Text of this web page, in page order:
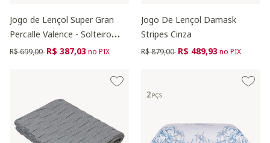
Jogo de Lençol Super Gran
Percalle Valence - Solteiro
King Size
Preço reduzido de
R$ 699,00 para
R$ 387,03no PIX
Jogo De Lençol Damask
Stripes Cinza
Preço reduzido de
R$ 879,00 para
R$ 489,93no PIX